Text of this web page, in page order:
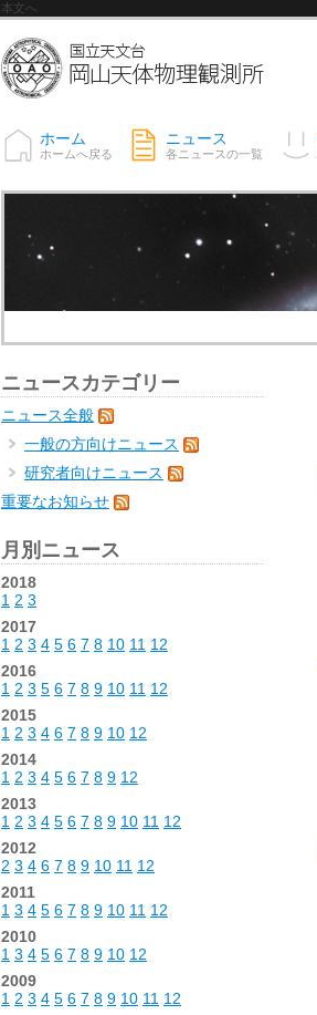
本文へ
ホーム
ホームへ戻る
ニュース
各ニュースの一覧
ニュースカテゴリー
ニュース全般
一般の方向けニュース
研究者向けニュース
重要なお知らせ
月別ニュース
2018
1 2 3
2017
1 2 3 4 5 6 7 8 10 11 12
2016
1 2 3 5 6 7 8 9 10 11 12
2015
1 2 3 4 6 7 8 9 10 12
2014
1 2 3 4 5 6 7 8 9 12
2013
1 2 3 4 5 6 7 8 9 10 11 12
2012
2 3 4 6 7 8 9 10 11 12
2011
1 3 4 5 6 7 8 9 10 11 12
2010
1 3 4 5 6 7 8 9 10 12
2009
1 2 3 4 5 6 7 8 9 10 11 12